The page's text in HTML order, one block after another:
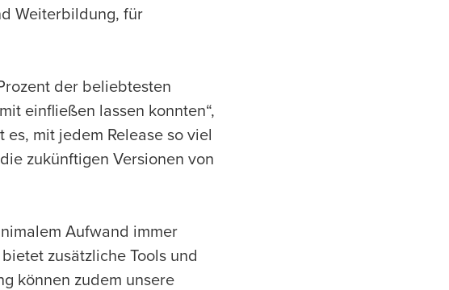
Weiterbildung, für
der beliebtesten
einfließen lassen konnten“,
mit jedem Release so viel
zukünftigen Versionen von
Aufwand immer
zusätzliche Tools und
können zudem unsere